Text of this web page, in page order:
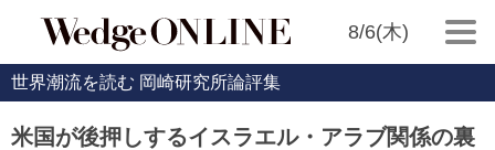
8/6(木)
世界潮流を読む 岡崎研究所論評集
米国が後押しするイスラエル・アラブ関係の裏